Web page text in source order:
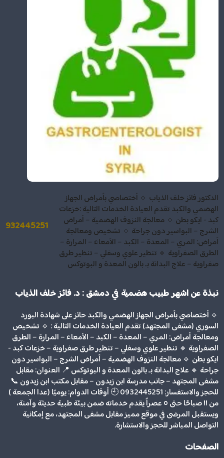
الدكتور فائز خلف الذياب 🔹 أختصاصي بأمراض الجهاز
الهضمي والكبد تقدم العيادة الخدمات التالية :خزعات
كبد - ايكو بطن 🔹 معالجة النزوف الهضمية – أمراض
الشرج – البواسير دون جراحة 🔹 تشخيص ومعالجة
أمراض: المري – المعدة – الكبد – الأمعاء – المرارة –
الطرق الصفراوية 🔸 تنظير علوي وسفلي – تنظير طرق
صفراوية – علاج البدانة بـ بالون المعدة و البوتوكس
932445251
نبذة عن اشهر طبيب هضمية في دمشق : د. فائز خلف الذياب
🔹 أختصاصي بأمراض الجهاز الهضمي والكبد حائز على شهادة البورد
السوري (مشفى المجتهد) تقدم العيادة الخدمات التالية : 🔹 تشخيص
ومعالجة أمراض: المري – المعدة – الكبد – الأمعاء – المرارة – الطرق
الصفراوية 🔸 تنظير علوي وسفلي – تنظير طرق صفراوية – خزعات كبد -
ايكو بطن 🔹 معالجة النزوف الهضمية – أمراض الشرج – البواسير دون
جراحة 🔸 علاج البدانة بـ بالون المعدة و البوتوكس 📍 العنوان: مقابل
مشفى المجتهد – جانب مدرسة ابن زيدون – مقابل مكتب ابن زيدون 📞
للحجز والاستفسار: 0932445251 🕘 أوقات الدوام: يوميًا (عدا الجمعة )
من ١١ صباحًا حتى ٥ عصراً يقدم خدماته ضمن بيئة طبية حديثة وآمنة،
ويستقبل المرضى في موقع مميز مقابل مشفى المجتهد، مع إمكانية
التواصل المباشر للحجز والاستشارة.
الصفحات